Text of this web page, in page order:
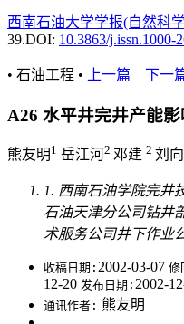
西南石油大学学报(自然科
39.DOI: 10.3863/j.issn.1000-
• 石油工程 • 上一篇 下一
A26 水平井完井产能
熊友明 1 岳江河2 邓建 2 刘
1. 西南石油学院完井
石油天津分公司钻井
术服务公司井下作业
收稿日期: 2002-03-07 修
12-20 发布日期: 2002-
通讯作者: 熊友明